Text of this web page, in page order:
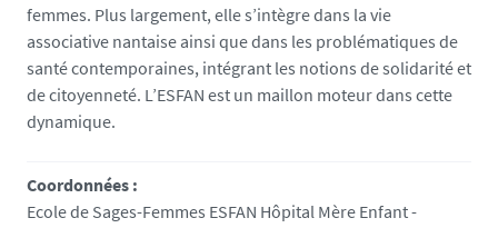
femmes. Plus largement, elle s’intègre dans la vie
associative nantaise ainsi que dans les problématiques de
santé contemporaines, intégrant les notions de solidarité et
de citoyenneté. L’ESFAN est un maillon moteur dans cette
dynamique.
Coordonnées :
Ecole de Sages-Femmes ESFAN Hôpital Mère Enfant -